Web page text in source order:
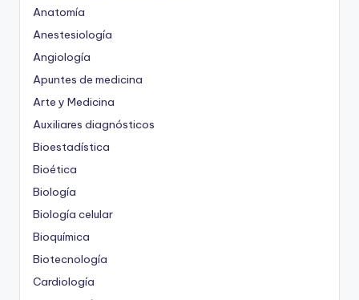
Anatomía
Anestesiología
Angiología
Apuntes de medicina
Arte y Medicina
Auxiliares diagnósticos
Bioestadística
Bioética
Biología
Biología celular
Bioquímica
Biotecnología
Cardiología